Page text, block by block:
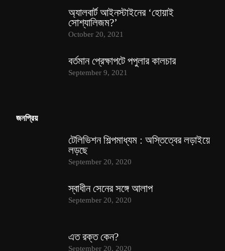
অ্যালবার্ট আইনস্টাইনের ‘হোয়াই
সোশ্যালিজম?’
October 20, 2021
বর্তমান প্রেক্ষাপটে পপুলার কালচার
September 9, 2021
জনপ্রিয়
টেলিভিশন শিল্পমাধ্যম : অস্তিত্বের লড়াইয়ে
লড়ছে
September 20, 2020
স্বাধীন সেনের সঙ্গে আলাপ
September 20, 2020
এত রক্ত কেন?
September 20, 2020